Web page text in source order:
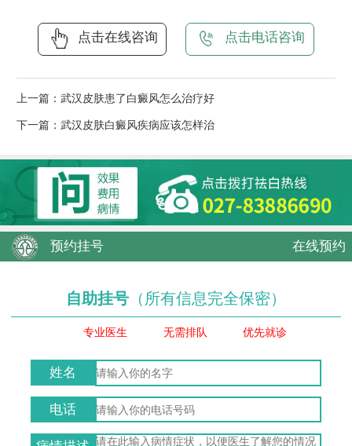
点击在线咨询 点击电话咨询
上一篇： 武汉皮肤患了白癜风怎么治疗好
下一篇： 武汉皮肤白癜风疾病应该怎样治
预约挂号 在线预约
自助挂号 （所有信息完全保密）
专业医生 无需排队 优先就诊
姓名
电话